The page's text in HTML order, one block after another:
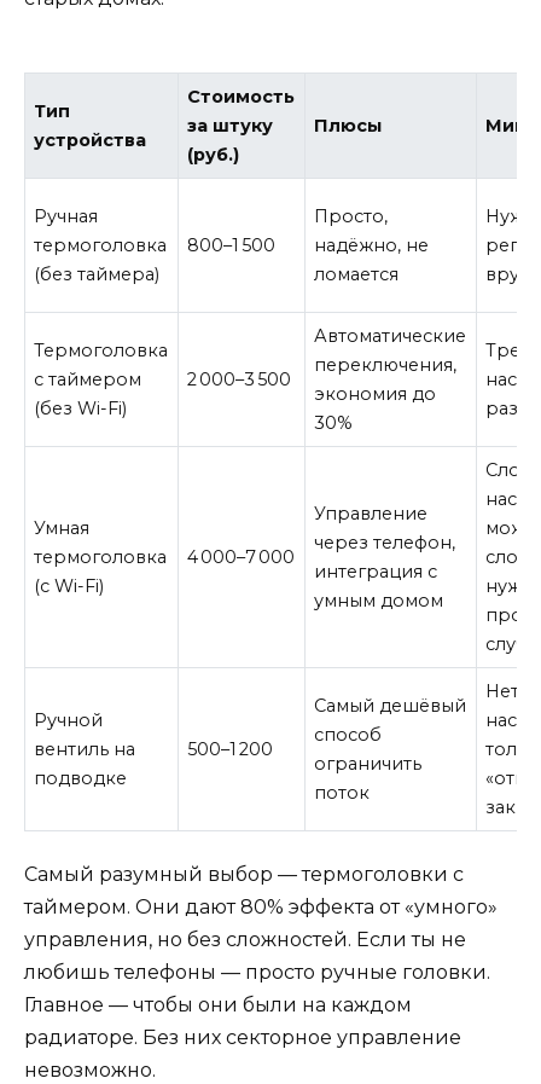
Тип
устройства
Стоимость
за штуку
(руб.)
Плюсы
Ручная
термоголовка
(без таймера)
800–1 500
Просто,
надёжно, не
ломается
Термоголовка
с таймером
(без Wi-Fi)
2 000–3 500
Автоматические
переключения,
экономия до
30%
раз в
Умная
термоголовка
(с Wi-Fi)
4 000–7 000
Управление
через телефон,
интеграция с
умным домом
Ручной
вентиль на
подводке
500–1 200
Самый дешёвый
способ
ограничить
поток
Нет
Самый разумный выбор — термоголовки с
таймером. Они дают 80% эффекта от «умного»
управления, но без сложностей. Если ты не
любишь телефоны — просто ручные головки.
Главное — чтобы они были на каждом
радиаторе. Без них секторное управление
невозможно.